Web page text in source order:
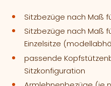
Sitzbezüge nach Maß
Sitzbezüge nach Maß
Einzelsitze
passende
Sitzkonfiguration